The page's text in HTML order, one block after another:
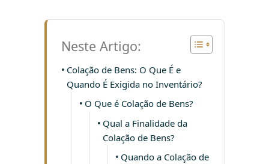
Neste Artigo:
Colação de Bens: O Que É e
Quando É Exigida no Inventário?
O Que é Colação de Bens?
Qual a Finalidade da
Colação de Bens?
Quando a Colação de